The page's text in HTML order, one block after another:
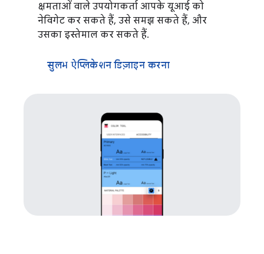
क्षमताओं वाले उपयोगकर्ता आपके यूआई को
नेविगेट कर सकते हैं, उसे समझ सकते हैं, और
उसका इस्तेमाल कर सकते हैं.
सुलभ ऐप्लिकेशन डिज़ाइन करना